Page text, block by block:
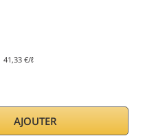
41,33 €/ℓ
AJOUTER